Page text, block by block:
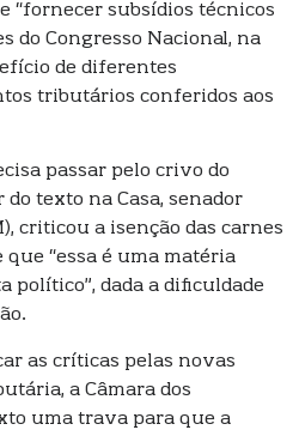
“fornecer subsídios técnicos
do Congresso Nacional, na
de diferentes
tributários conferidos aos
passar pelo crivo do
do texto na Casa, senador
criticou a isenção das carnes
“essa é uma matéria
político”, dada a dificuldade
as críticas pelas novas
a Câmara dos
uma trava para que a